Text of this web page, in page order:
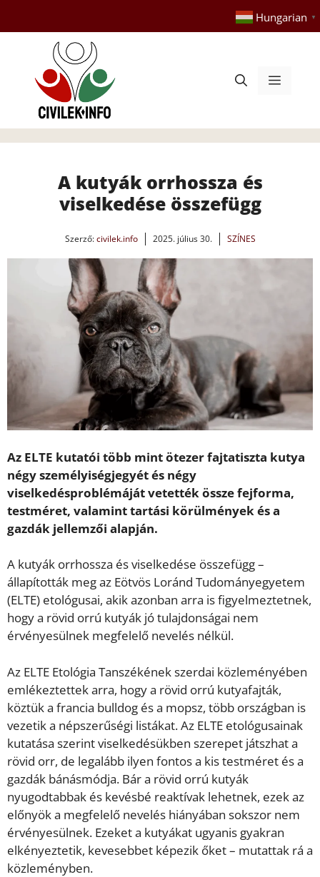
tartalomba
Hungarian ▼
Menü
A kutyák orrhossza és
viselkedése összefügg
Szerző:civilek.info 2025. július 30. SZÍNES
Az ELTE kutatói több mint ötezer fajtatiszta kutya
négy személyiségjegyét és négy
viselkedésproblémáját vetették össze fejforma,
testméret, valamint tartási körülmények és a
gazdák jellemzői alapján.
A kutyák orrhossza és viselkedése összefügg –
állapították meg az Eötvös Loránd Tudományegyetem
(ELTE) etológusai, akik azonban arra is figyelmeztetnek,
hogy a rövid orrú kutyák jó tulajdonságai nem
érvényesülnek megfelelő nevelés nélkül.
Az ELTE Etológia Tanszékének szerdai közleményében
emlékeztettek arra, hogy a rövid orrú kutyafajták,
köztük a francia bulldog és a mopsz, több országban is
vezetik a népszerűségi listákat. Az ELTE etológusainak
kutatása szerint viselkedésükben szerepet játszhat a
rövid orr, de legalább ilyen fontos a kis testméret és a
gazdák bánásmódja. Bár a rövid orrú kutyák
nyugodtabbak és kevésbé reaktívak lehetnek, ezek az
előnyök a megfelelő nevelés hiányában sokszor nem
érvényesülnek. Ezeket a kutyákat ugyanis gyakran
elkényeztetik, kevesebbet képezik őket – mutattak rá a
közleményben.